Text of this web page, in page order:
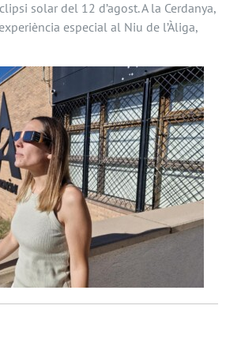
solar del 12 d’agost. A la Cerdanya,
especial al Niu de l’Àliga,